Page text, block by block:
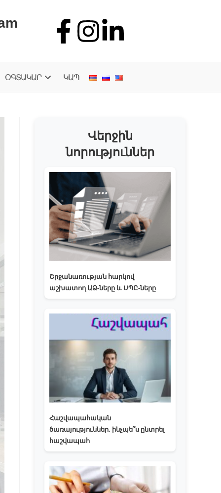
ՕԳՏԱԿԱՐ ԿԱՊ
Վերջին
նորություններ
Շրջանառության հարկով
աշխատող ԱՁ-ները և ՍՊԸ-ները
Հաշվապահական
ծառայություններ, ինչպե՞ս ընտրել
հաշվապահ